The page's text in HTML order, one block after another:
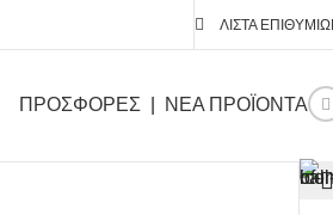
ΛΊΣΤΑ
ΠΡΟΣΦΟΡΕΣ ΝΕΑ ΠΡΟΪΟΝΤΑ